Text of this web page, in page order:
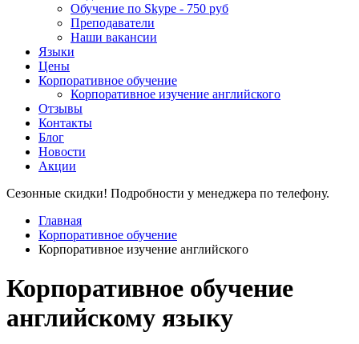
Обучение по Skype - 750 руб
Преподаватели
Наши вакансии
Языки
Цены
Корпоративное обучение
Корпоративное изучение английского
Отзывы
Контакты
Блог
Новости
Акции
Сезонные скидки! Подробности у менеджера по телефону.
Главная
Корпоративное обучение
Корпоративное изучение английского
Корпоративное обучение
английскому языку